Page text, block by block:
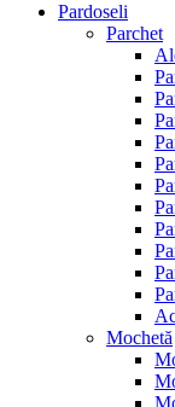
Pardoseli
Parchet
Mochetă